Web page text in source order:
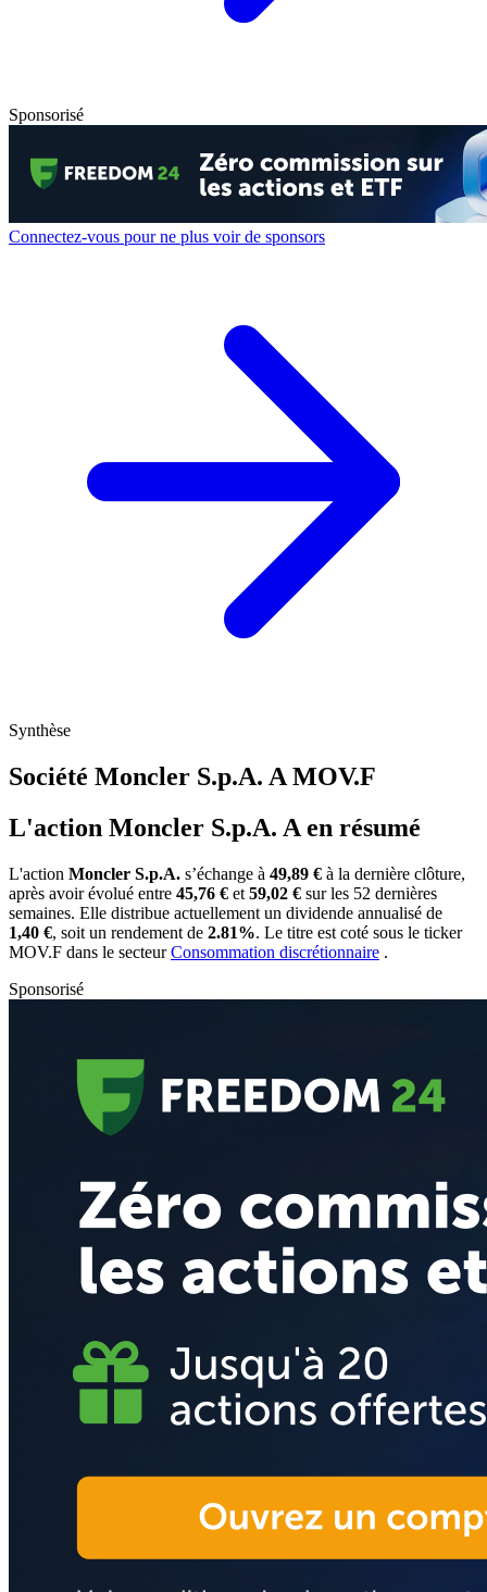
Sponsorisé
Connectez-vous pour ne plus voir de sponsors
Synthèse
Société Moncler S.p.A. A MOV.F
L'action Moncler S.p.A. A en résumé
L'action Moncler S.p.A. s’échange à 49,89 € à la dernière clôture,
après avoir évolué entre 45,76 € et 59,02 € sur les 52 dernières
semaines. Elle distribue actuellement un dividende annualisé de
1,40 €, soit un rendement de 2.81%. Le titre est coté sous le ticker
MOV.F dans le secteurConsommation discrétionnaire .
Sponsorisé